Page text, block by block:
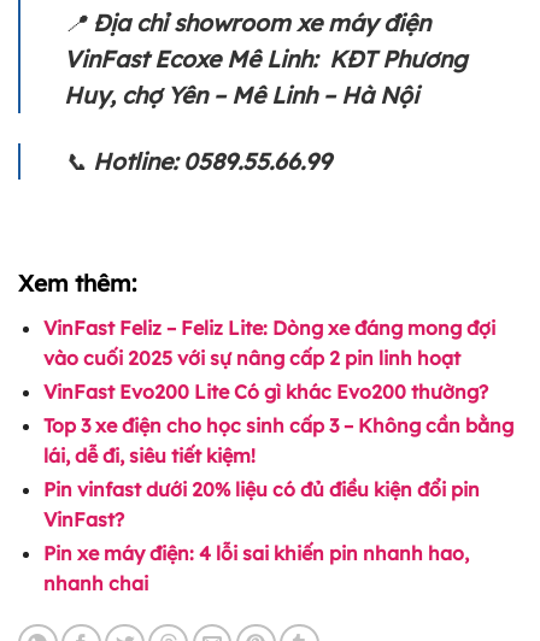
📍 Địa chỉ showroom xe máy điện
VinFast Ecoxe Mê Linh: KĐT Phương
Huy, chợ Yên – Mê Linh – Hà Nội
📞 Hotline: 0589.55.66.99
Xem thêm:
VinFast Feliz – Feliz Lite: Dòng xe đáng mong đợi
vào cuối 2025 với sự nâng cấp 2 pin linh hoạt
VinFast Evo200 Lite Có gì khác Evo200 thường?
Top 3 xe điện cho học sinh cấp 3 – Không cần bằng
lái, dễ đi, siêu tiết kiệm!
Pin vinfast dưới 20% liệu có đủ điều kiện đổi pin
VinFast?
Pin xe máy điện: 4 lỗi sai khiến pin nhanh hao,
nhanh chai